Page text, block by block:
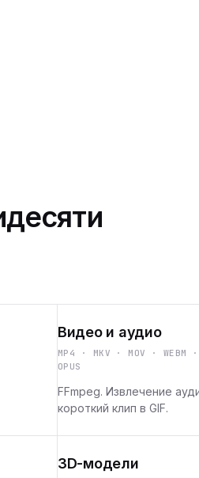
Видео и аудио
MP4 · MKV · MOV · WEBM
OPUS
FFmpeg. Извлечение
короткий клип в GIF.
3D-модели